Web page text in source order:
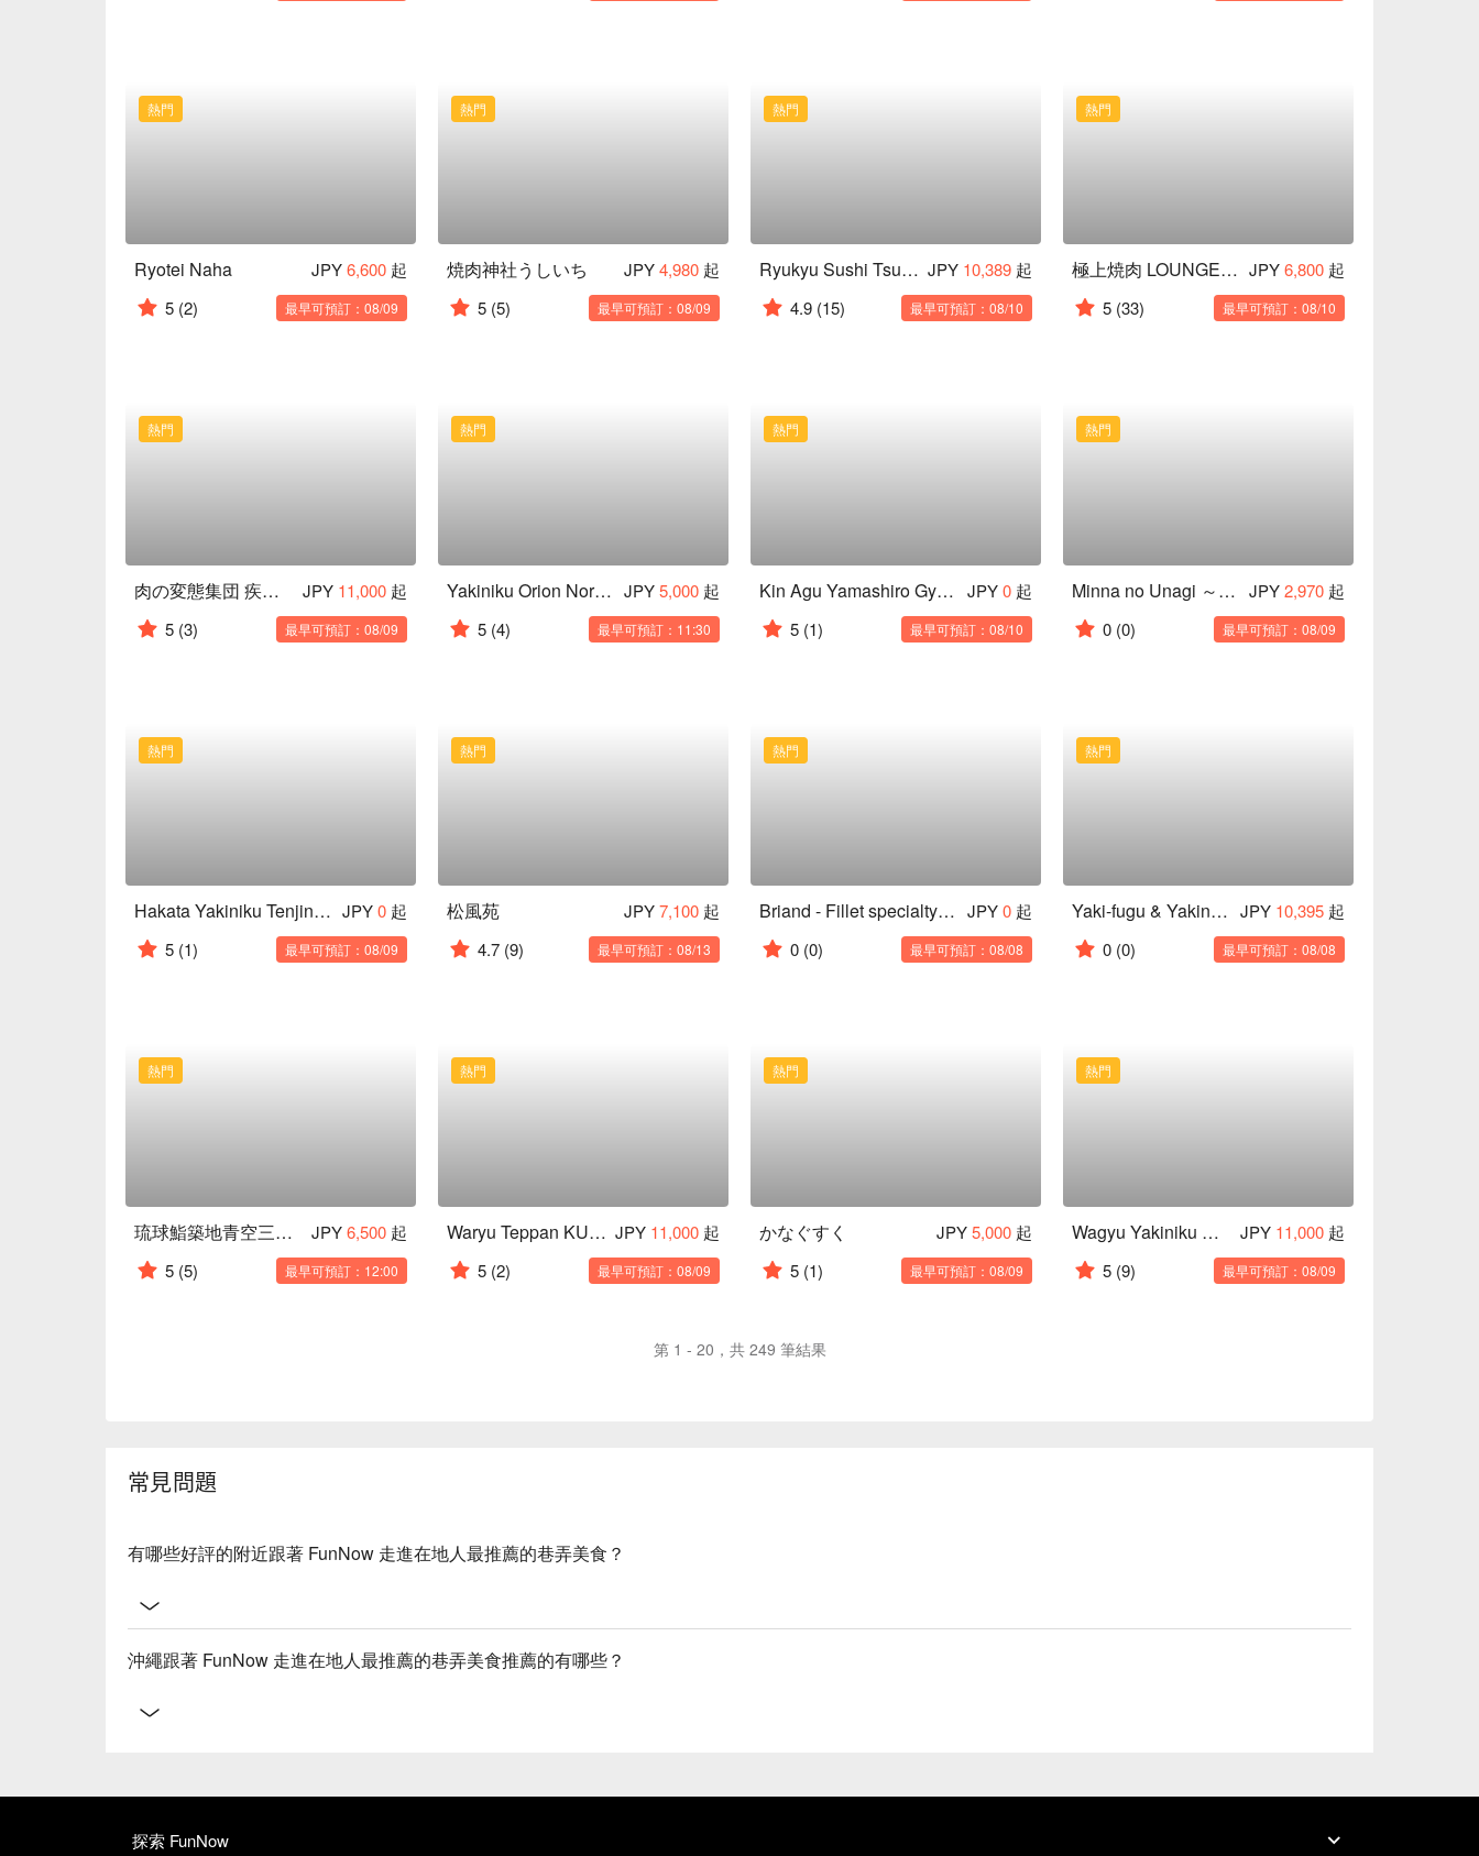
熱門
Ryotei Naha JPY6,600 起
5 (2) 最早可預訂：08/09
熱門
焼肉神社うしいち JPY4,980 起
5 (5) 最早可預訂：08/09
熱門
Ryukyu Sushi Tsukiji Aozora Sandaime JPY 10,389 起
4.9 (15) 最早可預訂：08/10
熱門
極上焼肉 LOUNGE 神楽 JPY6,800 起
5 (33) 最早可預訂：08/10
熱門
肉の変態集団 疾風ホルモン 久茂地本店 JPY 11,000 起
5 (3) 最早可預訂：08/09
熱門
Yakiniku Orion Noren Puraza Ten｜Kokusai Dori Premium Wagyu Yakiniku All-You-Can-Eat JPY5,000 起
5 (4) 最早可預訂：11:30
熱門
Kin Agu Yamashiro Gyu Shabu-Shabu Ryukyu Hinkan - Kokusai Dori Popular Okinawa Hot Pot JPY0 起
5 (1) 最早可預訂：08/10
熱門
Minna no Unagi ～Kurofune～ Naha Apple Town Store JPY2,970 起
0 (0) 最早可預訂：08/09
熱門
Hakata Yakiniku Tenjin - American Village Wagyu BBQ Buffet JPY0 起
5 (1) 最早可預訂：08/09
熱門
松風苑 JPY7,100 起
4.7 (9) 最早可預訂：08/13
熱門
Briand - Fillet specialty restaurant - Charcoal Grilled Black Japanese Beef JPY0 起
0 (0) 最早可預訂：08/08
熱門
Yaki-fugu & Yakiniku Aozora | Seared Pufferfish and Grilled Meat JPY 10,395 起
0 (0) 最早可預訂：08/08
熱門
琉球鮨築地青空三代目 牧志下町屋台村 JPY6,500 起
5 (5) 最早可預訂：12:00
熱門
Waryu Teppan KUDAKA | Premium Teppanyaki Restaurant in Naha, Okinawa JPY 11,000 起
5 (2) 最早可預訂：08/09
熱門
かなぐすく JPY5,000 起
5 (1) 最早可預訂：08/09
熱門
Wagyu Yakiniku Gyu-Bushi | Okinawa American Village Wagyu Yakiniku x Ocean View Restaurant JPY 11,000 起
5 (9) 最早可預訂：08/09
第 1 - 20，共 249 筆結果
常見問題
有哪些好評的附近跟著 FunNow 走進在地人最推薦的巷弄美食？
沖繩跟著 FunNow 走進在地人最推薦的巷弄美食推薦的有哪些？
探索 FunNow